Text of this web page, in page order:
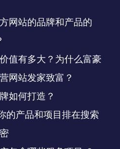
网站的品牌和产品的
值有多大？为什么富豪
网站发家致富？
如何打造？
的产品和项目排在搜索